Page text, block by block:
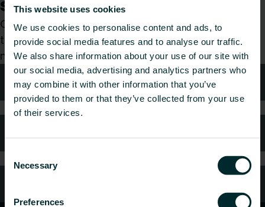
This website uses cookies
We use cookies to personalise content and ads, to
provide social media features and to analyse our traffic.
We also share information about your use of our site with
our social media, advertising and analytics partners who
may combine it with other information that you’ve
provided to them or that they’ve collected from your use
of their services.
Consent
Selection
Necessary
Preferences
Olitpa sitten suunnittelija, asentaja, arkkitehti,
tukkumyyjä tai loppukäyttäjä, valitse kategoria ja
me hoidamme pyyntösi mielellämme.
Tekniken neuvonta